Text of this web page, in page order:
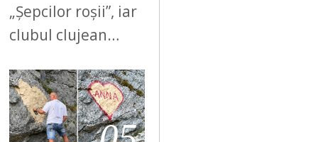
„Șepcilor roșii”, iar
clubul clujean…